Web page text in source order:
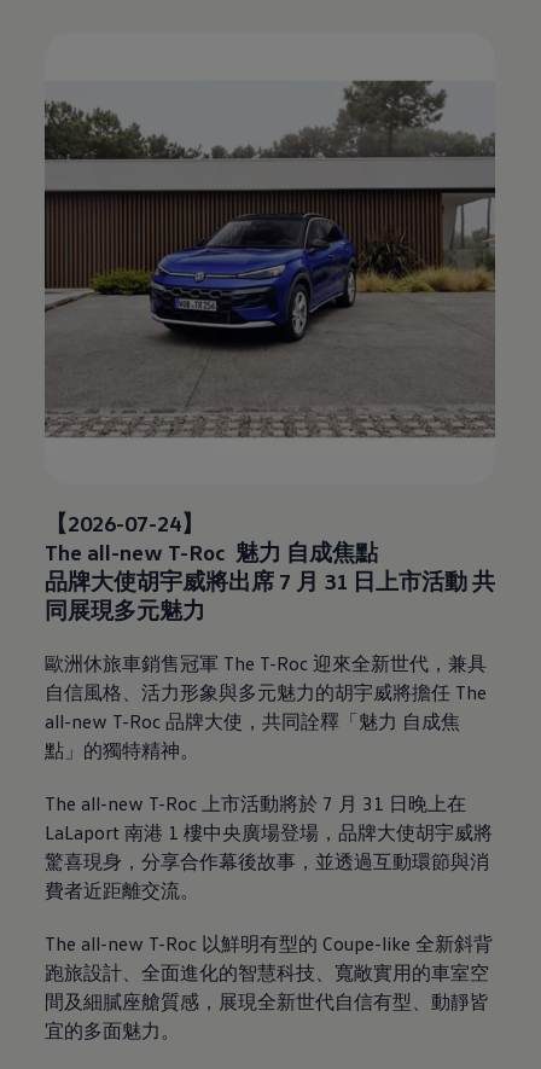
【2026-07-24】
The all-new T-Roc 魅力 自成焦點
品牌大使胡宇威將出席 7 月 31 日上市活動 共
同展現多元魅力
歐洲休旅車銷售冠軍 The T-Roc迎來全新世代，兼具
自信風格、活力形象與多元魅力的胡宇威將擔任 The
all-new T-Roc 品牌大使，共同詮釋「魅力 自成焦
點」的獨特精神。
The all-new T-Roc 上市活動將於 7 月 31 日晚上在
LaLaport南港 1樓中央廣場登場，品牌大使胡宇威將
驚喜現身，分享合作幕後故事，並透過互動環節與消
費者近距離交流。
The all-new T-Roc 以鮮明有型的 Coupe-like 全新斜背
跑旅設計、全面進化的智慧科技、寬敞實用的車室空
間及細膩座艙質感，展現全新世代自信有型、動靜皆
宜的多面魅力。